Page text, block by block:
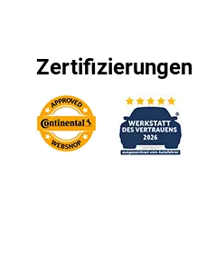
Zertifizierungen